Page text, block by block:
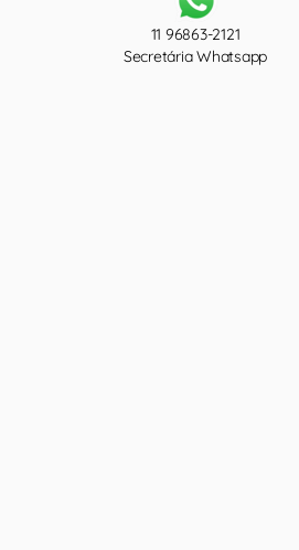
11 96863-2121
Secretária Whatsapp